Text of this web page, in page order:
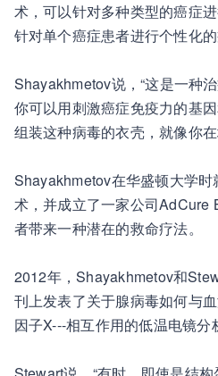
术，可以针对多种类型的癌症
针对单个癌症患者进行个性化的
Shayakhmetov说，“这是一种
你可以用刺激癌症免疫力的基
组装这种病毒的衣壳，就像你
Shayakhmetov在华盛顿大学
术，并成立了一家公司AdCure
者带来一种潜在的救命疗法。
2012年，Shayakhmetov和
刊上发表了关于腺病毒如何与
因子X---相互作用的低温电镜分